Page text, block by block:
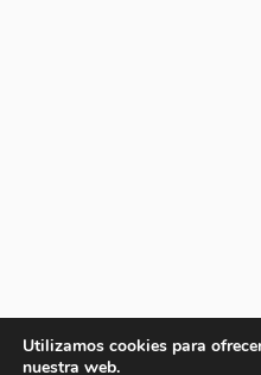
Utilizamos cookies para
nuestra web.